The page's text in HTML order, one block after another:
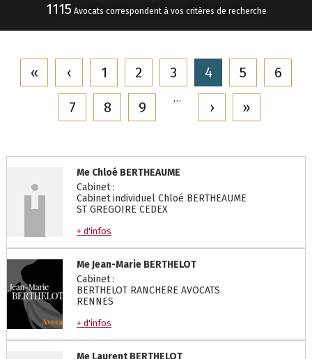
1115 Avocats correspondent à vos critères de recherche
« ‹ 1 2 3 4 5 6
7 8 9
…
› »
Me Chloé BERTHEAUME
Cabinet :
Cabinet individuel Chloé BERTHEAUME
ST GREGOIRE CEDEX
+ d'infos
MeJean-Marie BERTHELOT
Cabinet :
BERTHELOT RANCHERE AVOCATS
RENNES
+ d'infos
Me Laurent BERTHELOT